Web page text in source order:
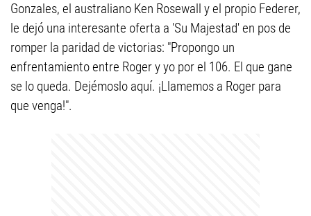
Gonzales, el australiano Ken Rosewall y el propio Federer,
le dejó una interesante oferta a 'Su Majestad' en pos de
romper la paridad de victorias: "Propongo un
enfrentamiento entre Roger y yo por el 106. El que gane
se lo queda. Dejémoslo aquí. ¡Llamemos a Roger para
que venga!".